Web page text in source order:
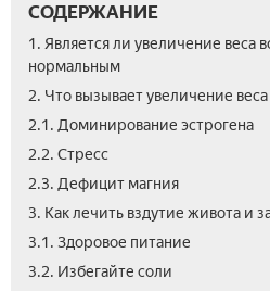
СОДЕРЖАНИЕ
1. Является ли увеличение веса
нормальным
2. Что вызывает увеличение веса
2.1. Доминирование эстрогена
2.2. Стресс
2.3. Дефицит магния
3. Как лечить вздутие живота и
3.1. Здоровое питание
3.2. Избегайте соли